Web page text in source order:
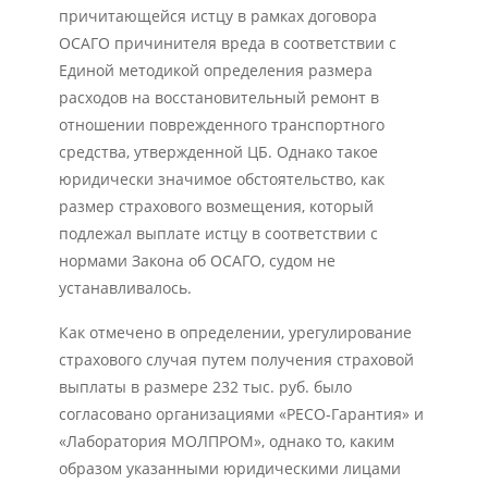
причитающейся истцу в рамках договора
ОСАГО причинителя вреда в соответствии с
Единой методикой определения размера
расходов на восстановительный ремонт в
отношении поврежденного транспортного
средства, утвержденной ЦБ. Однако такое
юридически значимое обстоятельство, как
размер страхового возмещения, который
подлежал выплате истцу в соответствии с
нормами Закона об ОСАГО, судом не
устанавливалось.
Как отмечено в определении, урегулирование
страхового случая путем получения страховой
выплаты в размере 232 тыс. руб. было
согласовано организациями «РЕСО-Гарантия» и
«Лаборатория МОЛПРОМ», однако то, каким
образом указанными юридическими лицами